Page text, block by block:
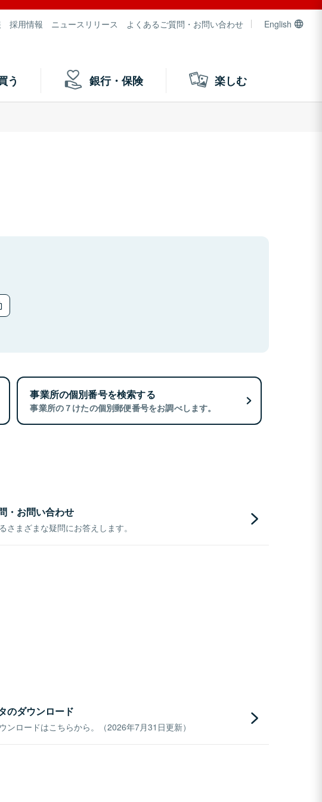
採用情報 ニュースリリース よくあるご質問・お問い合わせ English
う 銀行・保険 楽しむ
事業所の個別番号を検索する
事業所の７けたの個別郵便番号をお調べします。
・お問い合わせ
さまざまな疑問にお答えします。
のダウンロード
ンロードはこちらから。（2026年7月31日更新）